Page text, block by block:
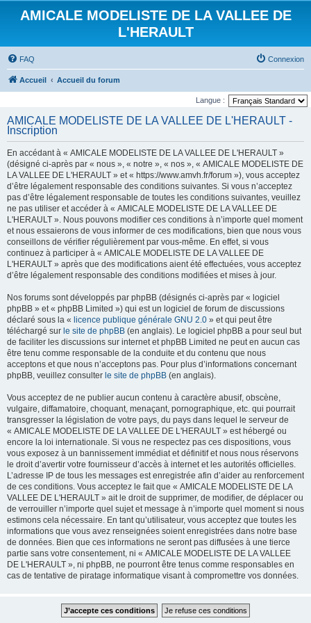
AMICALE MODELISTE DE LA VALLEE DE
L'HERAULT
FAQ Connexion
Accueil Accueil du forum
Langue :
AMICALE MODELISTE DE LA VALLEE DE L'HERAULT -
Inscription
En accédant à « AMICALE MODELISTE DE LA VALLEE DE L'HERAULT »
(désigné ci-après par « nous », « notre », « nos », « AMICALE MODELISTE DE
LA VALLEE DE L'HERAULT » et « https://www.amvh.fr/forum »), vous acceptez
d’être légalement responsable des conditions suivantes. Si vous n’acceptez
pas d’être légalement responsable de toutes les conditions suivantes, veuillez
ne pas utiliser et accéder à « AMICALE MODELISTE DE LA VALLEE DE
L'HERAULT ». Nous pouvons modifier ces conditions à n’importe quel moment
et nous essaierons de vous informer de ces modifications, bien que nous vous
conseillons de vérifier régulièrement par vous-même. En effet, si vous
continuez à participer à « AMICALE MODELISTE DE LA VALLEE DE
L'HERAULT » après que des modifications aient été effectuées, vous acceptez
d’être légalement responsable des conditions modifiées et mises à jour.
Nos forums sont développés par phpBB (désignés ci-après par « logiciel
phpBB » et « phpBB Limited ») qui est un logiciel de forum de discussions
déclaré sous la « licence publique générale GNU 2.0 » et qui peut être
téléchargé sur le site de phpBB (en anglais). Le logiciel phpBB a pour seul but
de faciliter les discussions sur internet et phpBB Limited ne peut en aucun cas
être tenu comme responsable de la conduite et du contenu que nous
acceptons et que nous n’acceptons pas. Pour plus d’informations concernant
phpBB, veuillez consulter le site de phpBB (en anglais).
Vous acceptez de ne publier aucun contenu à caractère abusif, obscène,
vulgaire, diffamatoire, choquant, menaçant, pornographique, etc. qui pourrait
transgresser la législation de votre pays, du pays dans lequel le serveur de
« AMICALE MODELISTE DE LA VALLEE DE L'HERAULT » est hébergé ou
encore la loi internationale. Si vous ne respectez pas ces dispositions, vous
vous exposez à un bannissement immédiat et définitif et nous nous réservons
le droit d’avertir votre fournisseur d’accès à internet et les autorités officielles.
L’adresse IP de tous les messages est enregistrée afin d’aider au renforcement
de ces conditions. Vous acceptez le fait que « AMICALE MODELISTE DE LA
VALLEE DE L'HERAULT » ait le droit de supprimer, de modifier, de déplacer ou
de verrouiller n’importe quel sujet et message à n’importe quel moment si nous
estimons cela nécessaire. En tant qu’utilisateur, vous acceptez que toutes les
informations que vous avez renseignées soient enregistrées dans notre base
de données. Bien que ces informations ne seront pas diffusées à une tierce
partie sans votre consentement, ni « AMICALE MODELISTE DE LA VALLEE
DE L'HERAULT », ni phpBB, ne pourront être tenus comme responsables en
cas de tentative de piratage informatique visant à compromettre vos données.